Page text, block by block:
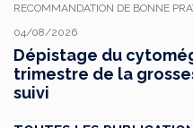
RECOMMANDATION DE BONNE
04/08/2026
Dépistage du
trimestre de la
suivi